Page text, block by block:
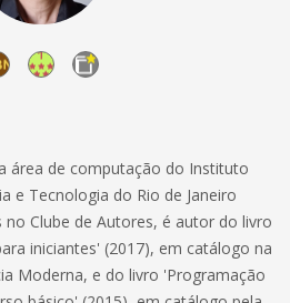
área de computação do Instituto
e Tecnologia do Rio de Janeiro
no Clube de Autores, é autor do livro
iniciantes' (2017), em catálogo na
Moderna, e do livro 'Programação